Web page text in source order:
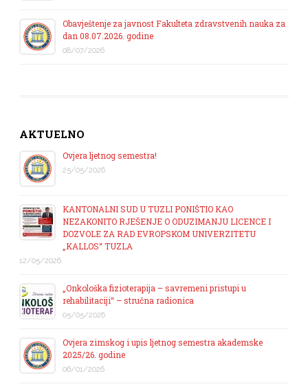
Obavještenje za javnost Fakulteta zdravstvenih nauka za
dan 08.07.2026. godine
08/07/2026
AKTUELNO
Ovjera ljetnog semestra!
25/05/2026
KANTONALNI SUD U TUZLI PONIŠTIO KAO
NEZAKONITO RJEŠENJE O ODUZIMANJU LICENCE I
DOZVOLE ZA RAD EVROPSKOM UNIVERZITETU
„KALLOS“ TUZLA
12/05/2026
„Onkološka fizioterapija – savremeni pristupi u
rehabilitaciji“ – stručna radionica
05/05/2026
Ovjera zimskog i upis ljetnog semestra akademske
2025/26. godine
06/01/2026